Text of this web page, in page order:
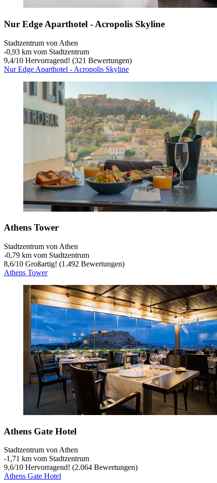
Nur Edge Aparthotel - Acropolis Skyline
Stadtzentrum von Athen
‐0,93 km vom Stadtzentrum
9,4/10 Hervorragend! (321 Bewertungen)
Nur Edge Aparthotel - Acropolis Skyline
Athens Tower
Stadtzentrum von Athen
‐0,79 km vom Stadtzentrum
8,6/10 Großartig! (1.492 Bewertungen)
Athens Tower
Athens Gate Hotel
Stadtzentrum von Athen
‐1,71 km vom Stadtzentrum
9,6/10 Hervorragend! (2.064 Bewertungen)
Athens Gate Hotel